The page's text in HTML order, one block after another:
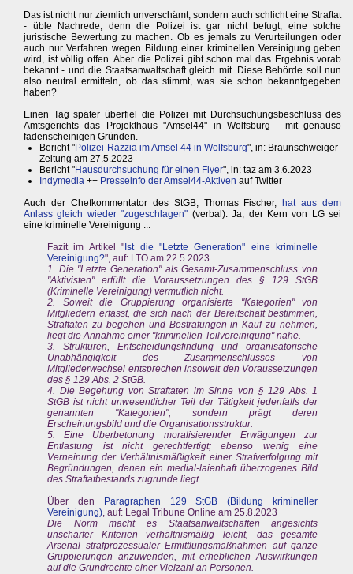
Das ist nicht nur ziemlich unverschämt, sondern auch schlicht eine Straftat
- üble Nachrede, denn die Polizei ist gar nicht befugt, eine solche
juristische Bewertung zu machen. Ob es jemals zu Verurteilungen oder
auch nur Verfahren wegen Bildung einer kriminellen Vereinigung geben
wird, ist völlig offen. Aber die Polizei gibt schon mal das Ergebnis vorab
bekannt - und die Staatsanwaltschaft gleich mit. Diese Behörde soll nun
also neutral ermitteln, ob das stimmt, was sie schon bekanntgegeben
haben?
Einen Tag später überfiel die Polizei mit Durchsuchungsbeschluss des
Amtsgerichts das Projekthaus "Amsel44" in Wolfsburg - mit genauso
fadenscheinigen Gründen.
Bericht "Polizei-Razzia im Amsel 44 in Wolfsburg", in: Braunschweiger
Zeitung am 27.5.2023
Bericht "Hausdurchsuchung für einen Flyer", in: taz am 3.6.2023
Indymedia ++ Presseinfo der Amsel44-Aktiven auf Twitter
Auch der Chefkommentator des StGB, Thomas Fischer,hat aus dem
Anlass gleich wieder "zugeschlagen" (verbal): Ja, der Kern von LG sei
eine kriminelle Vereinigung ...
Fazit im Artikel "Ist die "Letzte Generation" eine kriminelle
Vereinigung?", auf: LTO am 22.5.2023
1. Die "Letzte Generation" als Gesamt-Zusammenschluss von
"Aktivisten" erfüllt die Voraussetzungen des § 129 StGB
(Kriminelle Vereinigung) vermutlich nicht.
2. Soweit die Gruppierung organisierte "Kategorien" von
Mitgliedern erfasst, die sich nach der Bereitschaft bestimmen,
Straftaten zu begehen und Bestrafungen in Kauf zu nehmen,
liegt die Annahme einer "kriminellen Teilvereinigung" nahe.
3. Strukturen, Entscheidungsfindung und organisatorische
Unabhängigkeit des Zusammenschlusses von
Mitgliederwechsel entsprechen insoweit den Voraussetzungen
des § 129 Abs. 2 StGB.
4. Die Begehung von Straftaten im Sinne von § 129 Abs. 1
StGB ist nicht unwesentlicher Teil der Tätigkeit jedenfalls der
genannten "Kategorien", sondern prägt deren
Erscheinungsbild und die Organisationsstruktur.
5. Eine Überbetonung moralisierender Erwägungen zur
Entlastung ist nicht gerechtfertigt; ebenso wenig eine
Verneinung der Verhältnismäßigkeit einer Strafverfolgung mit
Begründungen, denen ein medial-laienhaft überzogenes Bild
des Straftatbestands zugrunde liegt.
Über den Paragraphen 129 StGB (Bildung krimineller
Vereinigung), auf: Legal Tribune Online am 25.8.2023
Die Norm macht es Staatsanwaltschaften angesichts
unscharfer Kriterien verhältnismäßig leicht, das gesamte
Arsenal strafprozessualer Ermittlungsmaßnahmen auf ganze
Gruppierungen anzuwenden, mit erheblichen Auswirkungen
auf die Grundrechte einer Vielzahl an Personen.